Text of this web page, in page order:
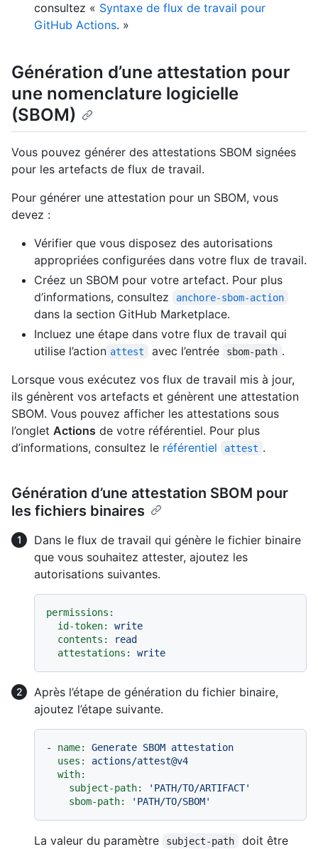
consultez « Syntaxe de flux de travail pour
GitHub Actions. »
Génération d’une attestation pour
une nomenclature logicielle
(SBOM)
Vous pouvez générer des attestations SBOM signées
pour les artefacts de flux de travail.
Pour générer une attestation pour un SBOM, vous
devez :
Vérifier que vous disposez des autorisations
appropriées configurées dans votre flux de travail.
Créez un SBOM pour votre artefact. Pour plus
d’informations, consultez
anchore-sbom-action
dans la section GitHub Marketplace.
Incluez une étape dans votre flux de travail qui
utilise l’action attest avec l’entrée sbom-path .
Lorsque vous exécutez vos flux de travail mis à jour,
ils génèrent vos artefacts et génèrent une attestation
SBOM. Vous pouvez afficher les attestations sous
l’onglet Actions de votre référentiel. Pour plus
d’informations, consultez le référentiel attest .
Génération d’une attestation SBOM pour
les fichiers binaires
Dans le flux de travail qui génère le fichier binaire
que vous souhaitez attester, ajoutez les
autorisations suivantes.
permissions:
id-token:
write
contents:
read
attestations:
write
Après l’étape de génération du fichier binaire,
ajoutez l’étape suivante.
- name: Generate SBOM attestation
uses:
actions/attest@v4
with:
subject-path:
'PATH/TO/ARTIFACT'
sbom-path:
'PATH/TO/SBOM'
La valeur du paramètre subject-path
doit être